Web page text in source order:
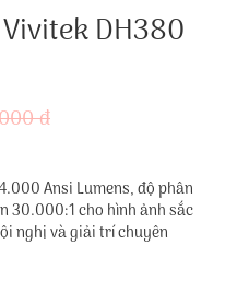
DH380
đ
Ansi Lumens, độ phân
30.000:1 cho hình ảnh sắc
nghị và giải trí chuyên